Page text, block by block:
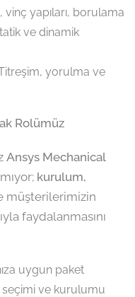
yapıları, borulama
ve dinamik
yorulma ve
Rolümüz
Ansys Mechanical
kurulum,
müşterilerimizin
faydalanmasını
uygun paket
seçimi ve kurulumu